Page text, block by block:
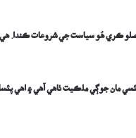
فيصلو ڪري ھُو سياست جي شروعات
مان جوڳي ملڪيت ٺاهي آهي ۽ اهي پئسا